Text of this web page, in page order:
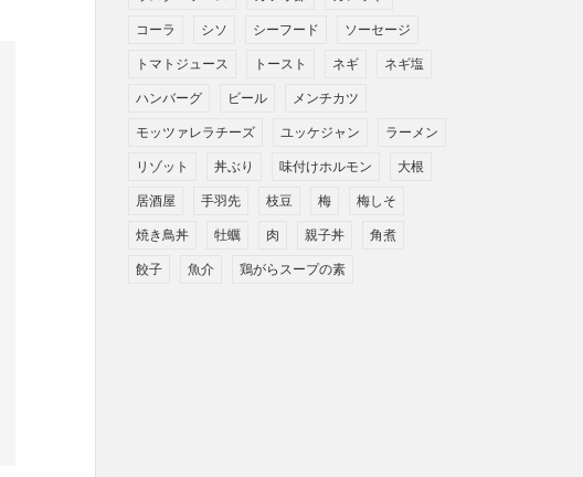
コーラ シソ シーフード ソーセージ
トマトジュース トースト ネギ ネギ塩
ハンバーグ ビール メンチカツ
モッツァレラチーズ ユッケジャン ラーメン
リゾット 丼ぶり 味付けホルモン 大根
居酒屋 手羽先 枝豆 梅 梅しそ
焼き鳥丼 牡蠣 肉 親子丼 角煮
餃子 魚介 鶏がらスープの素